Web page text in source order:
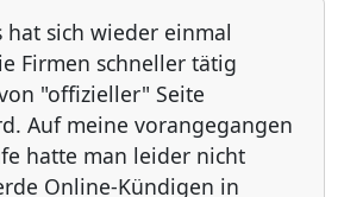
hat sich wieder einmal
Firmen schneller tätig
"offizieller" Seite
Auf meine vorangegangen
hatte man leider nicht
Online-Kündigen in